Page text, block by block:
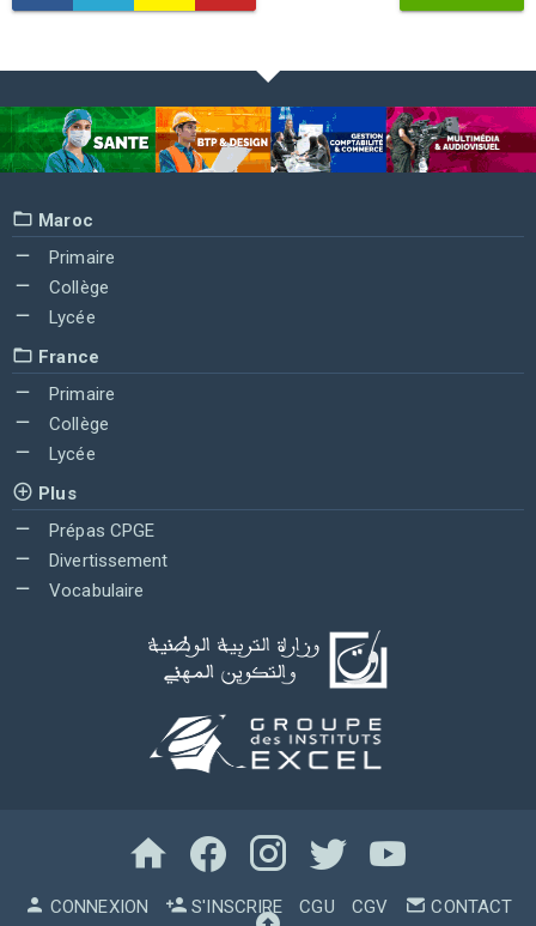
Maroc
Primaire
Collège
Lycée
France
Primaire
Collège
Lycée
Plus
Prépas CPGE
Divertissement
Vocabulaire
CONNEXION S'INSCRIRE CGU CGV CONTACT